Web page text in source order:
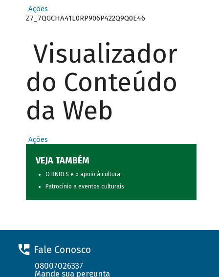
Ações
Z7_7QGCHA41L0RP906P422Q9Q0E46
Visualizador
do Conteúdo
da Web
Ações
VEJA TAMBÉM
O BNDES e o apoio à cultura
Patrocínio a eventos culturais
Fale Conosco
08007026337
Mande sua pergunta